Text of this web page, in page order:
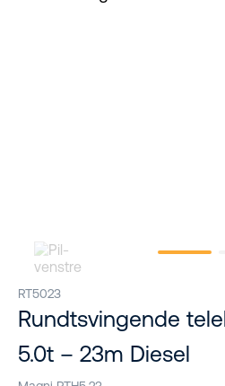
RT5023
Rundtsvingende
5.0t – 23m Diesel